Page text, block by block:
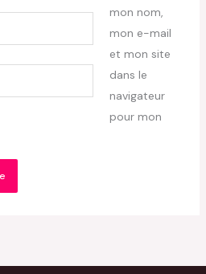
mon nom,
mon e-mail
et mon site
dans le
navigateur
pour mon